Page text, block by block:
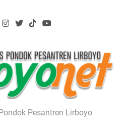
Pesantren Lirboyo